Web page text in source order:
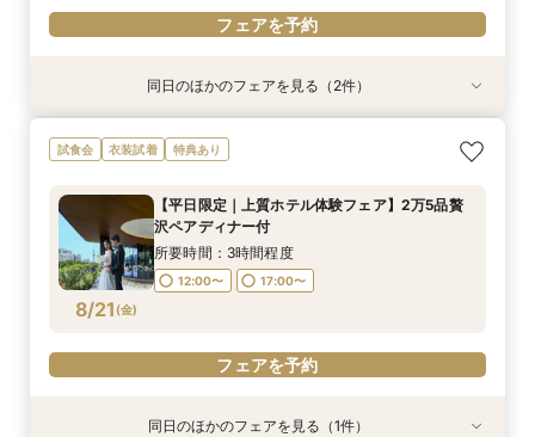
フェアを予約
衣装試着 特典あり
8/20(木)
会食会プラン相談会【30名〜】上質ホテルウェ
ディング
12:00〜 17:00〜
衣装試着 特典あり
8/20(木)
TIAD人気！贅沢ペアランチ付平日限定フェア＊
感動挙式体験
12:00〜 17:00〜
同日のほかのフェアを見る（2件）
試食会 衣装試着 特典あり
8/21 (金)
【平日限定｜上質ホテル体験フェア】2万5品贅
沢ペアディナー付
所要時間：3時間程度
12:00〜 17:00〜
フェアを予約
衣装試着 特典あり
同日のほかのフェアを見る（1件）